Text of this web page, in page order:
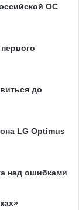
ОС
до
LG Optimus
над ошибками